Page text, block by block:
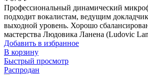
Профессиональный динамический
подходит вокалистам, ведущим
выходной уровень. Хорошо
мастерства Людовика Ланена (Ludovic
Добавить в избранное
В корзину
Быстрый просмотр
Распродан